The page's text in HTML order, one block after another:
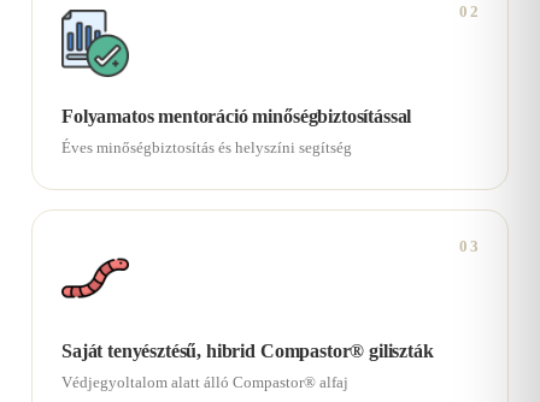
02
Folyamatos mentoráció minőségbiztosítással
Éves minőségbiztosítás és helyszíni segítség
03
Saját tenyésztésű, hibrid Compastor® giliszták
Védjegyoltalom alatt álló Compastor® alfaj